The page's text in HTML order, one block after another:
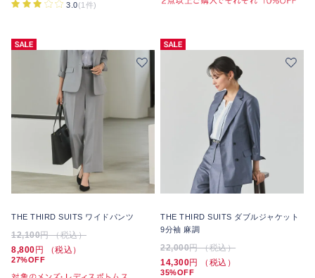
3.0(1件)
THE THIRD SUITS ワイドパンツ
12,100円 （税込）
8,800 円 （税込）
27%OFF
THE THIRD SUITS ダブルジャケット
9分袖 麻調
22,000円 （税込）
14,300円 （税込）
35%OFF